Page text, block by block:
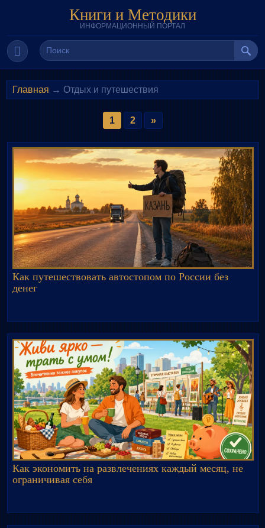
Книги и Методики
ИНФОРМАЦИОННЫЙ ПОРТАЛ
Главная → Отдых и путешествия
1 2 »
Как путешествовать автостопом по России без
денег
Как экономить на развлечениях каждый месяц, не
ограничивая себя